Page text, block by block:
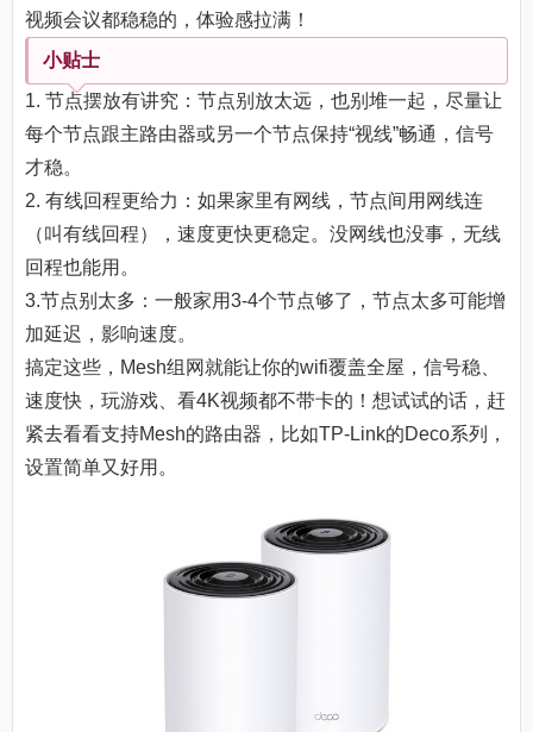
视频会议都稳稳的，体验感拉满！
小贴士
1. 节点摆放有讲究：节点别放太远，也别堆一起，尽量让
每个节点跟主路由器或另一个节点保持“视线”畅通，信号
才稳。
2. 有线回程更给力：如果家里有网线，节点间用网线连
（叫有线回程），速度更快更稳定。没网线也没事，无线
回程也能用。
3.节点别太多：一般家用3-4个节点够了，节点太多可能增
加延迟，影响速度。
搞定这些，Mesh组网就能让你的wifi覆盖全屋，信号稳、
速度快，玩游戏、看4K视频都不带卡的！想试试的话，赶
紧去看看支持Mesh的路由器，比如TP-Link的Deco系列，
设置简单又好用。